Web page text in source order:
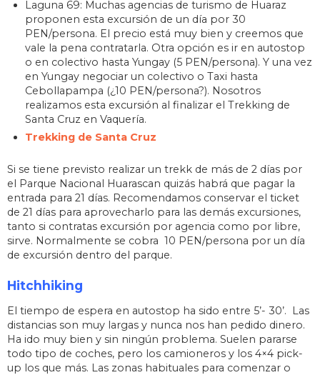
Laguna 69: Muchas agencias de turismo de Huaraz
proponen esta excursión de un día por 30
PEN/persona. El precio está muy bien y creemos que
vale la pena contratarla. Otra opción es ir en autostop
o en colectivo hasta Yungay (5 PEN/persona). Y una vez
en Yungay negociar un colectivo o Taxi hasta
Cebollapampa (¿10 PEN/persona?). Nosotros
realizamos esta excursión al finalizar el Trekking de
Santa Cruz en Vaquería.
Trekking de Santa Cruz
Si se tiene previsto realizar un trekk de más de 2 días por
el Parque Nacional Huarascan quizás habrá que pagar la
entrada para 21 días. Recomendamos conservar el ticket
de 21 días para aprovecharlo para las demás excursiones,
tanto si contratas excursión por agencia como por libre,
sirve. Normalmente se cobra 10 PEN/persona por un día
de excursión dentro del parque.
Hitchhiking
El tiempo de espera en autostop ha sido entre 5’- 30’. Las
distancias son muy largas y nunca nos han pedido dinero.
Ha ido muy bien y sin ningún problema. Suelen pararse
todo tipo de coches, pero los camioneros y los 4×4 pick-
up los que más. Las zonas habituales para comenzar o